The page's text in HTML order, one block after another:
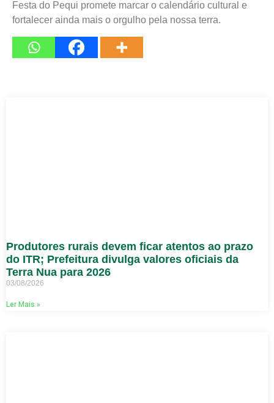
Festa do Pequi promete marcar o calendário cultural e
fortalecer ainda mais o orgulho pela nossa terra.
Produtores rurais devem ficar atentos ao prazo
do ITR; Prefeitura divulga valores oficiais da
Terra Nua para 2026
03/08/2026
Ler Mais »